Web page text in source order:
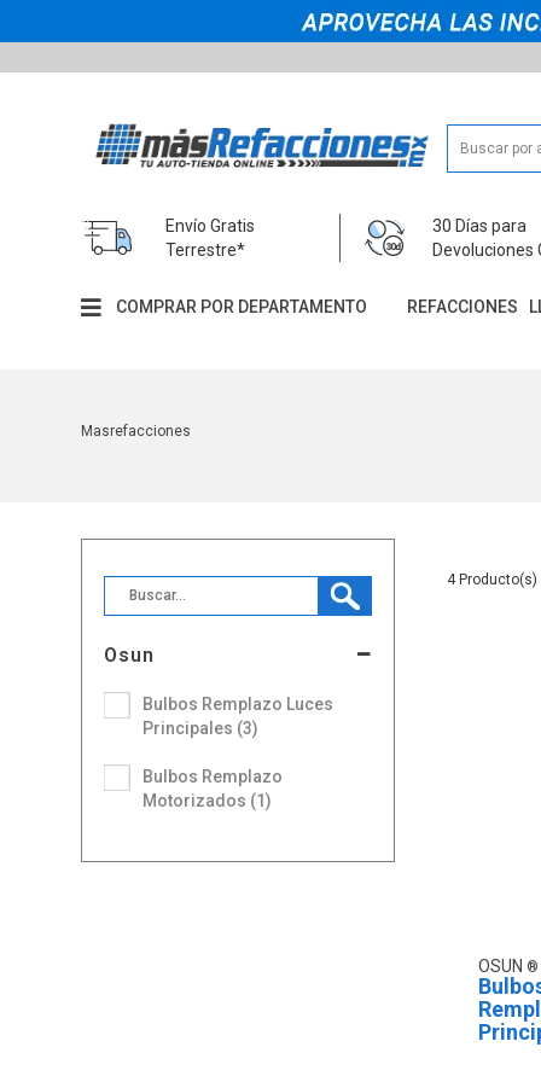
Envío Gratis
Terrestre*
30 Días para
Devoluciones
COMPRAR POR DEPARTAMENTO REFACCIONES
Masrefacciones
Osun
Bulbos Remplazo Luces
Principales (3)
Bulbos Remplazo
Motorizados (1)
4
OSUN